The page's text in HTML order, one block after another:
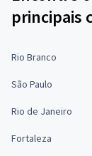
principais
Rio Branco
São Paulo
Rio de Janeiro
Fortaleza